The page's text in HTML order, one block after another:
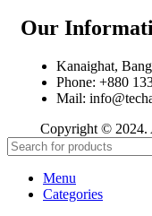
Our
Kanaighat,
Phone: +880
Mail:
Copyright © 2024.
Menu
Categories